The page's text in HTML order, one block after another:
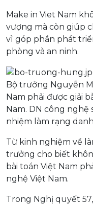
Make in Viet Nam
vượng mà còn giúp
vì góp phần phát
phòng và an ninh.
Bộ trưởng Nguyễn
Nam phải được giải
Nam. DN công nghệ
nhiệm làm rạng
Từ kinh nghiệm về
trưởng cho biết
bài toán Việt Nam
nghệ Việt Nam.
Trong Nghị quyết